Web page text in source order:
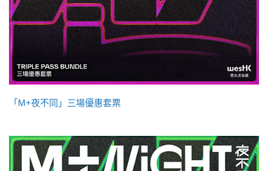
「M+夜不同」三場優惠套票